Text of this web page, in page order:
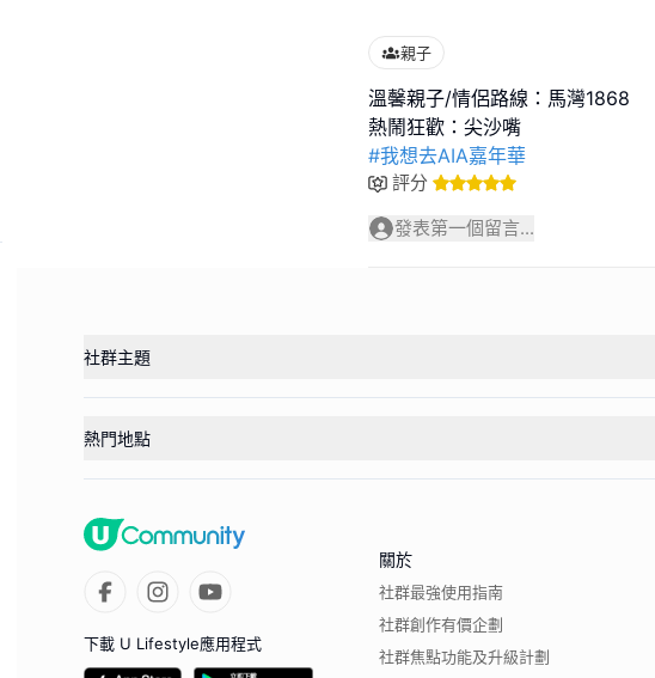
親子
溫馨親子/情侶路線：馬灣1868
#我想去AIA嘉年華
評分
發表第一個留言...
社群主題
熱門地點
下載 U Lifestyle應用程式
關於
社群最強使用指南
社群創作有價企劃
社群焦點功能及升級計劃